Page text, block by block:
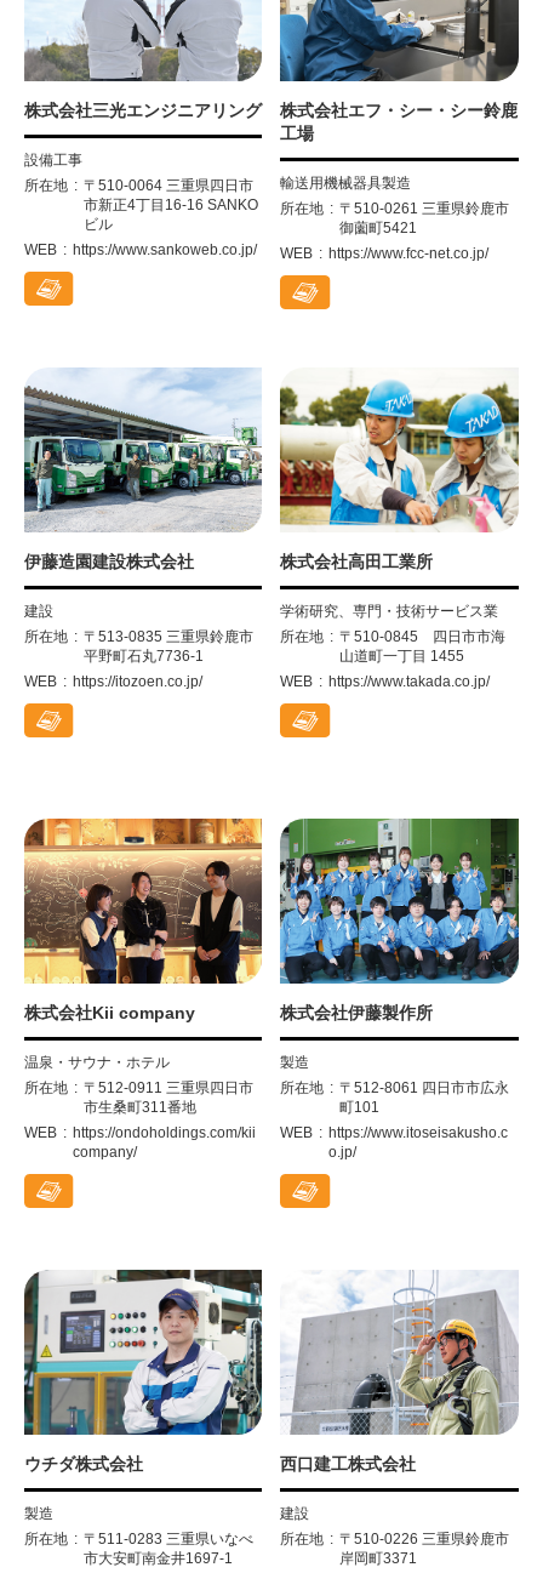
株式会社三光エンジニアリング
設備工事
所在地
〒510-0064 三重県四日市
市新正4丁目16-16 SANKO
ビル
WEB
https://www.sankoweb.co.jp/
株式会社エフ・シー・シー鈴鹿
工場
輸送用機械器具製造
所在地
〒510-0261 三重県鈴鹿市
御薗町5421
WEB
https://www.fcc-net.co.jp/
伊藤造園建設株式会社
建設
所在地
〒513-0835 三重県鈴鹿市
平野町石丸7736-1
WEB
https://itozoen.co.jp/
株式会社高田工業所
学術研究、専門・技術サービス業
所在地
〒510-0845 四日市市海
山道町一丁目 1455
WEB
https://www.takada.co.jp/
株式会社Kii company
温泉・サウナ・ホテル
所在地
〒512-0911 三重県四日市
市生桑町311番地
WEB
https://ondoholdings.com/kii
company/
株式会社伊藤製作所
製造
所在地
〒512-8061 四日市市広永
町101
WEB
https://www.itoseisakusho.c
o.jp/
ウチダ株式会社
製造
所在地
〒511-0283 三重県いなべ
市大安町南金井1697-1
西口建工株式会社
建設
所在地
〒510-0226 三重県鈴鹿市
岸岡町3371